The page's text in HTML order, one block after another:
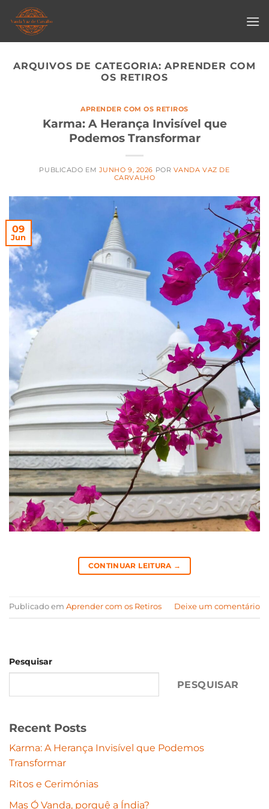
content
ARQUIVOS DE CATEGORIA:APRENDER COM
OS RETIROS
APRENDER COM OS RETIROS
Karma: A Herança Invisível que
Podemos Transformar
PUBLICADO EM JUNHO 9, 2026 POR VANDA VAZ DE
CARVALHO
09
Jun
CONTINUAR LEITURA →
Publicado em Aprender com os Retiros Deixe um comentário
Pesquisar
PESQUISAR
Recent Posts
Karma: A Herança Invisível que Podemos
Transformar
Ritos e Cerimónias
Mas Ó Vanda, porquê a Índia?